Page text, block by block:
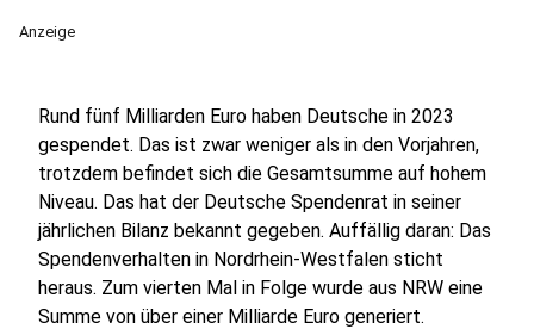
Anzeige
Rund fünf Milliarden Euro haben Deutsche in 2023
gespendet. Das ist zwar weniger als in den Vorjahren,
trotzdem befindet sich die Gesamtsumme auf hohem
Niveau. Das hat der Deutsche Spendenrat in seiner
jährlichen Bilanz bekannt gegeben. Auffällig daran: Das
Spendenverhalten in Nordrhein-Westfalen sticht
heraus. Zum vierten Mal in Folge wurde aus NRW eine
Summe von über einer Milliarde Euro generiert.